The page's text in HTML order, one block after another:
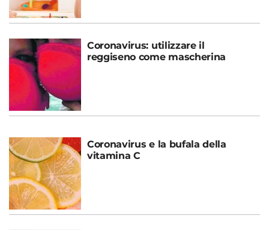
Coronavirus: utilizzare il
reggiseno come mascherina
Coronavirus e la bufala della
vitamina C